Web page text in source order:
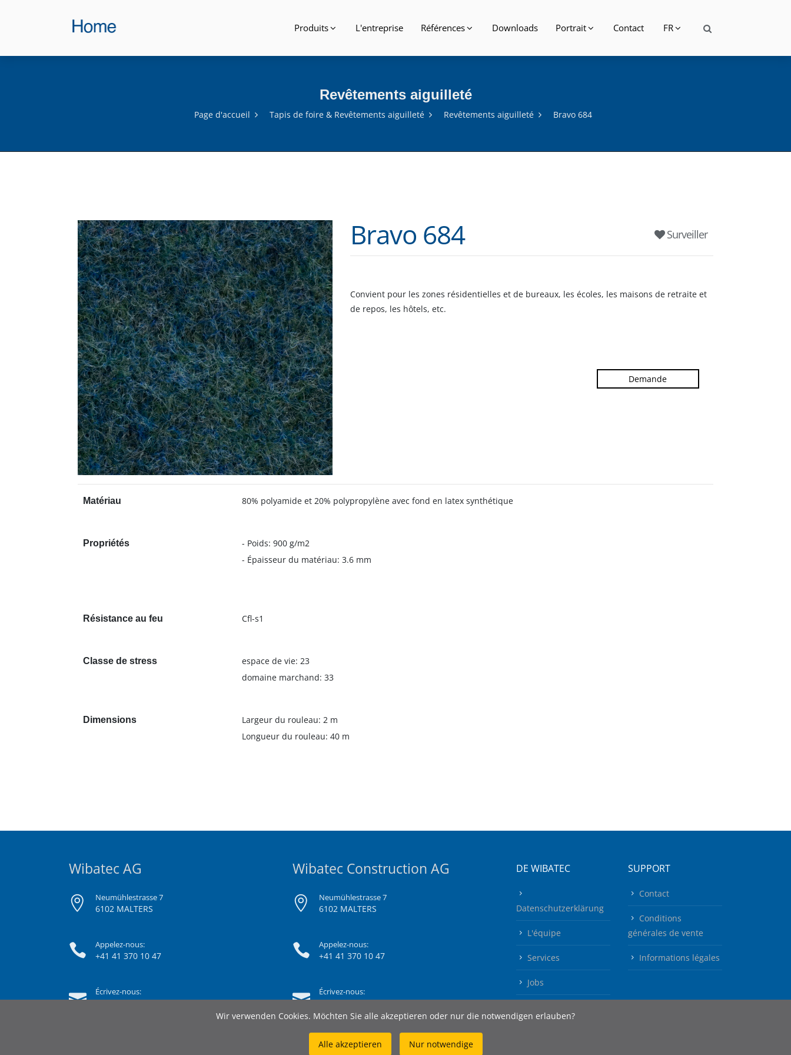
Produits L'entreprise Références Downloads Portrait Contact FR
Revêtements aiguilleté
Page d'accueil Tapis de foire & Revêtements aiguilleté Revêtements aiguilleté Bravo 684
Bravo 684 Surveiller
Convient pour les zones résidentielles et de bureaux, les écoles, les maisons de retraite et
de repos, les hôtels, etc.
Demande
Matériau 80% polyamide et 20% polypropylène avec fond en latex synthétique
Propriétés
- Poids: 900 g/m2
- Épaisseur du matériau: 3.6 mm
Résistance au feu Cfl-s1
Classe de stress
espace de vie: 23
domaine marchand: 33
Dimensions
Largeur du rouleau: 2 m
Longueur du rouleau: 40 m
Wibatec AG
Neumühlestrasse 7
6102 MALTERS
Appelez-nous:
+41 41 370 10 47
Écrivez-nous:
info@wibatec.ch
Wibatec Construction AG
Neumühlestrasse 7
6102 MALTERS
Appelez-nous:
+41 41 370 10 47
Écrivez-nous:
info@wibatec-construction.ch
DE WIBATEC
Datenschutzerklärung
L'équipe
Services
Jobs
SUPPORT
Contact
Conditions
générales de vente
Informations légales
Wir verwenden Cookies. Möchten Sie alle akzeptieren oder nur die notwendigen erlauben?
Alle akzeptieren Nur notwendige